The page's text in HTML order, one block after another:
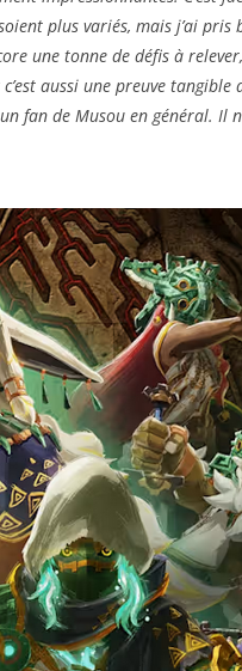
plus variés, mais j’ai
une tonne de défis à
aussi une preuve tangible
fan de Musou en général. Il